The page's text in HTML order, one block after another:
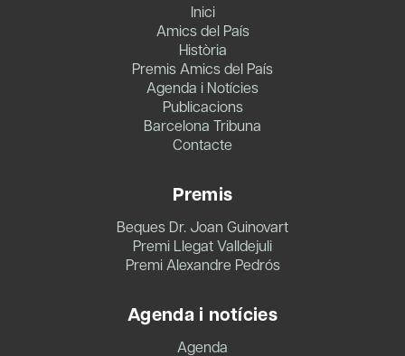
Inici
Amics del País
Història
Premis Amics del País
Agenda i Notícies
Publicacions
Barcelona Tribuna
Contacte
Premis
Beques Dr. Joan Guinovart
Premi Llegat Valldejuli
Premi Alexandre Pedrós
Agenda i notícies
Agenda